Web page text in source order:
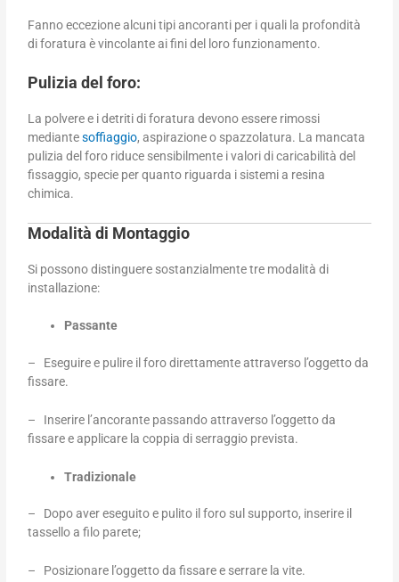
Fanno eccezione alcuni tipi ancoranti per i quali la profondità
di foratura è vincolante ai fini del loro funzionamento.
Pulizia del foro:
La polvere e i detriti di foratura devono essere rimossi
mediantesoffiaggio, aspirazione o spazzolatura. La mancata
pulizia del foro riduce sensibilmente i valori di caricabilità del
fissaggio, specie per quanto riguarda i sistemi a resina
chimica.
Modalità di Montaggio
Si possono distinguere sostanzialmente tre modalità di
installazione:
Passante
– Eseguire e pulire il foro direttamente attraverso l’oggetto da
fissare.
– Inserire l’ancorante passando attraverso l’oggetto da
fissare e applicare la coppia di serraggio prevista.
Tradizionale
– Dopo aver eseguito e pulito il foro sul supporto, inserire il
tassello a filo parete;
– Posizionare l’oggetto da fissare e serrare la vite.